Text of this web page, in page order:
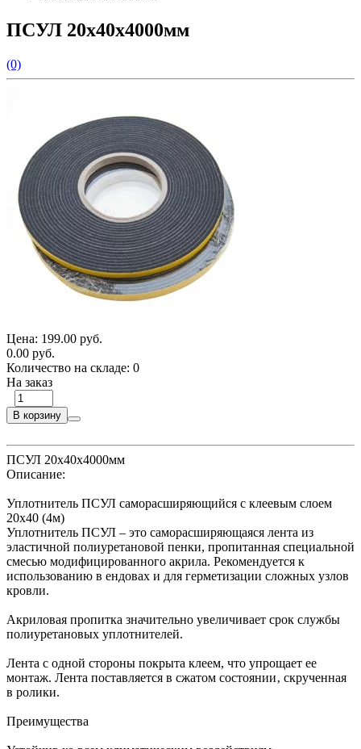
ПСУЛ 20х40х4000мм
(0)
Цена: 199.00 руб.
0.00 руб.
Количество на складе: 0
На заказ
В корзину
ПСУЛ 20х40х4000мм
Описание:
Уплотнитель ПСУЛ саморасширяющийся с клеевым слоем
20х40 (4м)
Уплотнитель ПСУЛ – это саморасширяющаяся лента из
эластичной полиуретановой пенки, пропитанная специальной
смесью модифицированного акрила. Рекомендуется к
использованию в ендовах и для герметизации сложных узлов
кровли.
Акриловая пропитка значительно увеличивает срок службы
полиуретановых уплотнителей.
Лента с одной стороны покрыта клеем, что упрощает ее
монтаж. Лента поставляется в сжатом состоянии‚ скрученная
в ролики.
Преимущества